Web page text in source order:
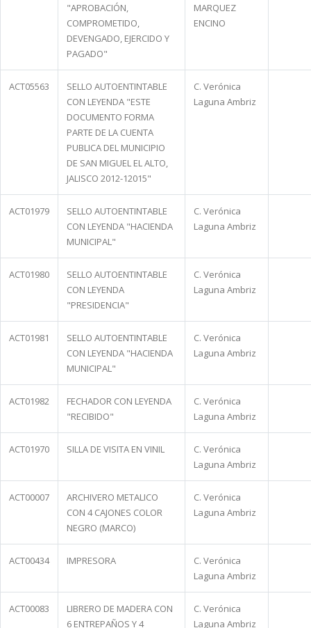
"APROBACIÓN,
COMPROMETIDO,
DEVENGADO, EJERCIDO Y
PAGADO"
MARQUEZ
ENCINO
ACT05563
SELLO AUTOENTINTABLE
CON LEYENDA "ESTE
DOCUMENTO FORMA
PARTE DE LA CUENTA
PUBLICA DEL MUNICIPIO
DE SAN MIGUEL EL ALTO,
JALISCO 2012-12015"
C. Verónica
Laguna Ambriz
ACT01979
SELLO AUTOENTINTABLE
CON LEYENDA "HACIENDA
MUNICIPAL"
C. Verónica
Laguna Ambriz
ACT01980
SELLO AUTOENTINTABLE
CON LEYENDA
"PRESIDENCIA"
C. Verónica
Laguna Ambriz
ACT01981
SELLO AUTOENTINTABLE
CON LEYENDA "HACIENDA
MUNICIPAL"
C. Verónica
Laguna Ambriz
ACT01982
FECHADOR CON LEYENDA
"RECIBIDO"
C. Verónica
Laguna Ambriz
ACT01970 SILLA DE VISITA EN VINIL
C. Verónica
Laguna Ambriz
ACT00007
ARCHIVERO METALICO
CON 4 CAJONES COLOR
NEGRO (MARCO)
C. Verónica
Laguna Ambriz
ACT00434 IMPRESORA
C. Verónica
Laguna Ambriz
ACT00083
LIBRERO DE MADERA CON
6 ENTREPAÑOS Y 4
C. Verónica
Laguna Ambriz